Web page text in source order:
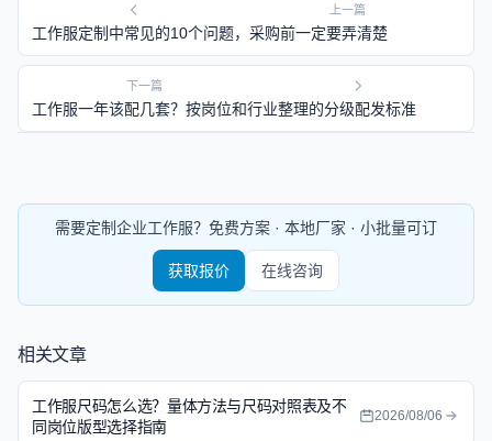
上一篇
工作服定制中常见的10个问题，采购前一定要弄清楚
下一篇
工作服一年该配几套？按岗位和行业整理的分级配发标准
需要定制企业工作服？免费方案 · 本地厂家 · 小批量可订
获取报价 在线咨询
相关文章
工作服尺码怎么选？量体方法与尺码对照表及不
同岗位版型选择指南
2026/08/06